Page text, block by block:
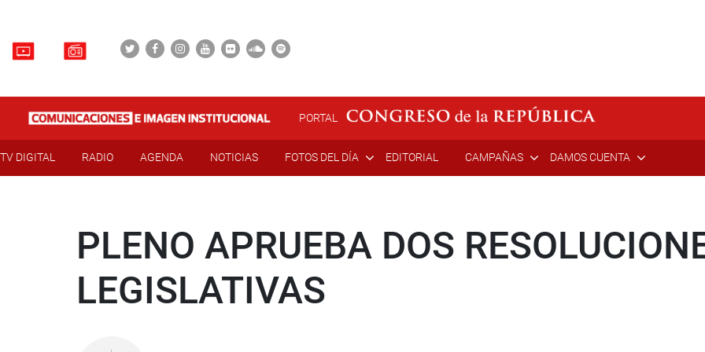
PORTAL
TV DIGITAL RADIO AGENDA NOTICIAS FOTOS DEL DÍA EDITORIAL CAMPAÑAS DAMOS CUENTA
PLENO APRUEBA DOS
LEGISLATIVAS